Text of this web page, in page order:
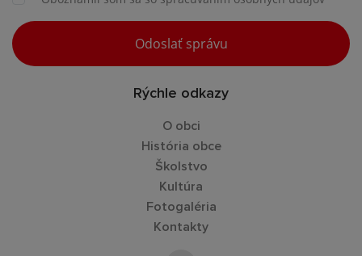
Odoslať správu
Rýchle odkazy
O obci
História obce
Školstvo
Kultúra
Fotogaléria
Kontakty